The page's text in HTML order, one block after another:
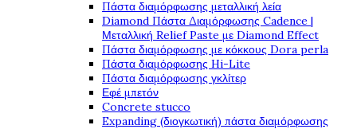
Πάστα διαμόρφωσης μεταλλική λεία
Diamond Πάστα Διαμόρφωσης Cadence |
Μεταλλική Relief Paste με Diamond Effect
Πάστα διαμόρφωσης με κόκκους Dora perla
Πάστα διαμόρφωσης Hi-Lite
Πάστα διαμόρφωσης γκλίτερ
Εφέ μπετόν
Concrete stucco
Expanding (διογκωτική) πάστα διαμόρφωσης